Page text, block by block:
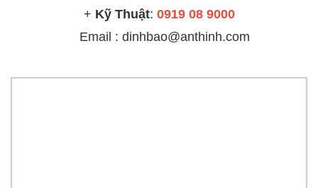
+ Kỹ Thuật: 0919 08 9000
Email : dinhbao@anthinh.com